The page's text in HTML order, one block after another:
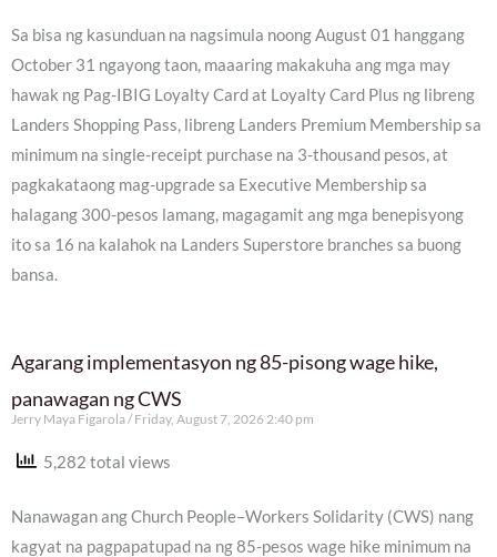
Sa bisa ng kasunduan na nagsimula noong August 01 hanggang
October 31 ngayong taon, maaaring makakuha ang mga may
hawak ng Pag-IBIG Loyalty Card at Loyalty Card Plus ng libreng
Landers Shopping Pass, libreng Landers Premium Membership sa
minimum na single-receipt purchase na 3-thousand pesos, at
pagkakataong mag-upgrade sa Executive Membership sa
halagang 300-pesos lamang, magagamit ang mga benepisyong
ito sa 16 na kalahok na Landers Superstore branches sa buong
bansa.
Agarang implementasyon ng 85-pisong wage hike,
panawagan ng CWS
Jerry Maya Figarola Friday, August 7, 2026 2:40 pm
5,282 total views
Nanawagan ang Church People–Workers Solidarity (CWS) nang
kagyat na pagpapatupad na ng 85-pesos wage hike minimum na